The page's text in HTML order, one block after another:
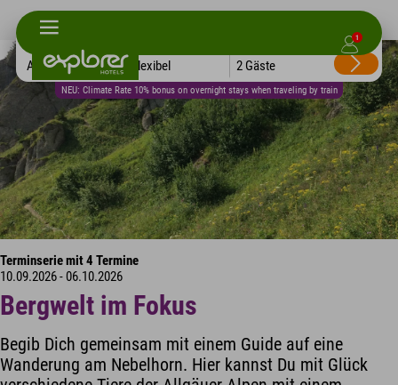
1
NEU: Climate Rate 10% bonus on overnight stays when traveling by train
Alle Hotels Flexibel 2 Gäste
Terminserie mit 4 Termine
10.09.2026 - 06.10.2026
Bergwelt im Fokus
Begib Dich gemeinsam mit einem Guide auf eine
Wanderung am Nebelhorn. Hier kannst Du mit Glück